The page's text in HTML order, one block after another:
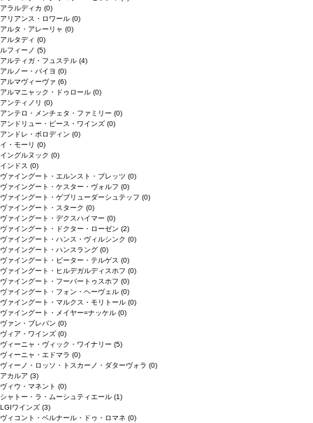
アラルディカ (0)
アリアンス・ロワール (0)
アルタ・アレーリャ (0)
アルタディ (0)
ルフィーノ (5)
アルティガ・フュステル (4)
アルノー・バイヨ (0)
アルマヴィーヴァ (6)
アルマニャック・ドゥロール (0)
アンティノリ (0)
アンテロ・メンチェタ・ファミリー (0)
アンドリュー・ピース・ワインズ (0)
アンドレ・ボロディン (0)
イ・モーリ (0)
イングルヌック (0)
インドス (0)
ヴァイングート・エルンスト・ブレッツ (0)
ヴァイングート・ケスター・ヴォルフ (0)
ヴァイングート・ゲブリューダーシュテッフ (0)
ヴァイングート・スターク (0)
ヴァイングート・デクスハイマー (0)
ヴァイングート・ドクター・ローゼン (2)
ヴァイングート・ハンス・ヴィルシンク (0)
ヴァイングート・ハンスラング (0)
ヴァイングート・ピーター・テルゲス (0)
ヴァイングート・ヒルデガルディスホフ (0)
ヴァイングート・フーバートゥスホフ (0)
ヴァイングート・フォン・ヘーヴェル (0)
ヴァイングート・マルクス・モリトール (0)
ヴァイングート・メイヤー=ナッケル (0)
ヴァン・ブレバン (0)
ヴィア・ワインズ (0)
ヴィーニャ・ヴィック・ワイナリー (5)
ヴィーニャ・エドマラ (0)
ヴィーノ・ロッソ・トスカーノ・ダターヴォラ (0)
アカルア (3)
ヴィウ・マネント (0)
シャトー・ラ・ムーシュティエール (1)
LGIワインズ (3)
ヴィコント・ベルナール・ドゥ・ロマネ (0)